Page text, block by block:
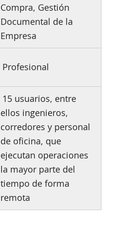
Compra, Gestión
Documental de la
Empresa
Profesional
15 usuarios, entre
ellos ingenieros,
corredores y personal
de oficina, que
ejecutan operaciones
la mayor parte del
tiempo de forma
remota